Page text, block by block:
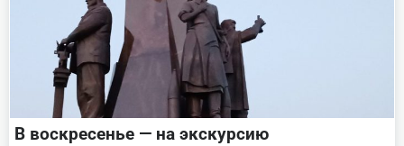
В воскресенье — на экскурсию